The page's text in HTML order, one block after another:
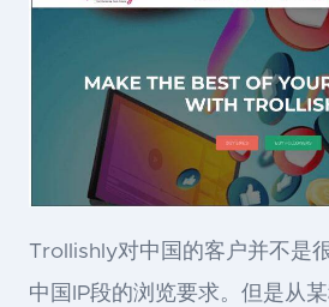
Trollishly对中国的客户并不是
中国IP段的浏览要求。但是从